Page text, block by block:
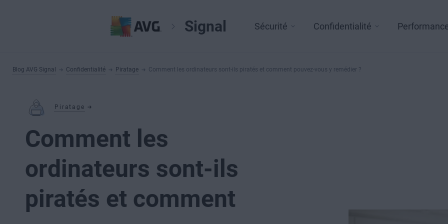
Signal Sécurité Confidentialité
Blog AVG Signal Confidentialité Piratage Comment les ordinateurs sont-ils piratés et comment pouvez-vous y remédier ?
Piratage
Comment les
ordinateurs sont-ils
piratés et comment